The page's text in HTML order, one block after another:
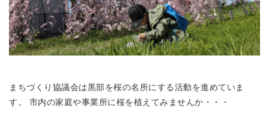
まちづくり協議会は黒部を桜の名所にする活動を進めていま
す。 市内の家庭や事業所に桜を植えてみませんか・・・